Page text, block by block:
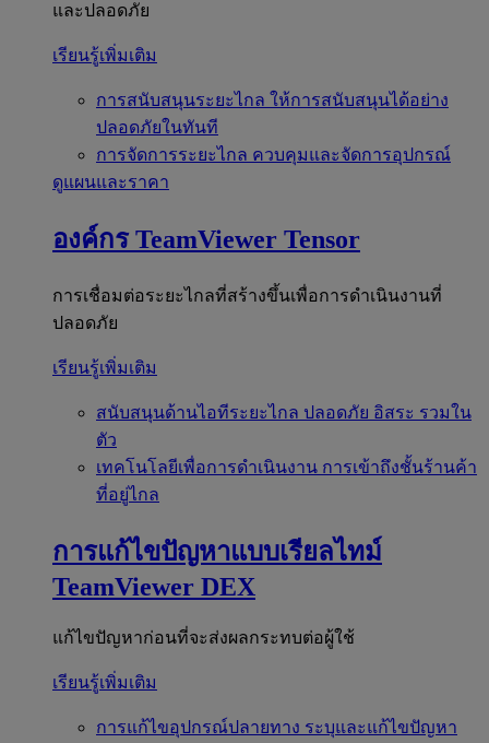
และปลอดภัย
เรียนรู้เพิ่มเติม
การสนับสนุนระยะไกล ให้การสนับสนุนได้อย่าง
ปลอดภัยในทันที
การจัดการระยะไกล ควบคุมและจัดการอุปกรณ์
ดูแผนและราคา
องค์กร TeamViewer Tensor
การเชื่อมต่อระยะไกลที่สร้างขึ้นเพื่อการดำเนินงานที่
ปลอดภัย
เรียนรู้เพิ่มเติม
สนับสนุนด้านไอทีระยะไกล ปลอดภัย อิสระ รวมใน
ตัว
เทคโนโลยีเพื่อการดำเนินงาน การเข้าถึงชั้นร้านค้า
ที่อยู่ไกล
การแก้ไขปัญหาแบบเรียลไทม์
TeamViewer DEX
แก้ไขปัญหาก่อนที่จะส่งผลกระทบต่อผู้ใช้
เรียนรู้เพิ่มเติม
การแก้ไขอุปกรณ์ปลายทาง ระบุและแก้ไขปัญหา